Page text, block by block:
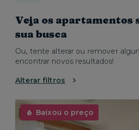
Veja os apartamentos
sua busca
Ou, tente alterar ou remover
encontrar novos resultados!
Alterar filtros
Baixou o preço